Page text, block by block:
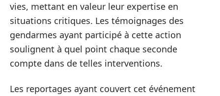
vies, mettant en valeur leur expertise en
situations critiques. Les témoignages des
gendarmes ayant participé à cette action
soulignent à quel point chaque seconde
compte dans de telles interventions.
Les reportages ayant couvert cet événement